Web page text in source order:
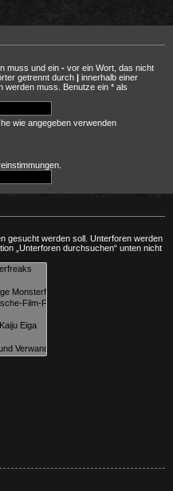
muss und ein - vor ein Wort, das nicht
getrennt durch | innerhalb einer
werden muss. Benutze ein * als
wie angegeben verwenden
gesucht werden soll. Unterforen werden
„Unterforen durchsuchen“ unten nicht